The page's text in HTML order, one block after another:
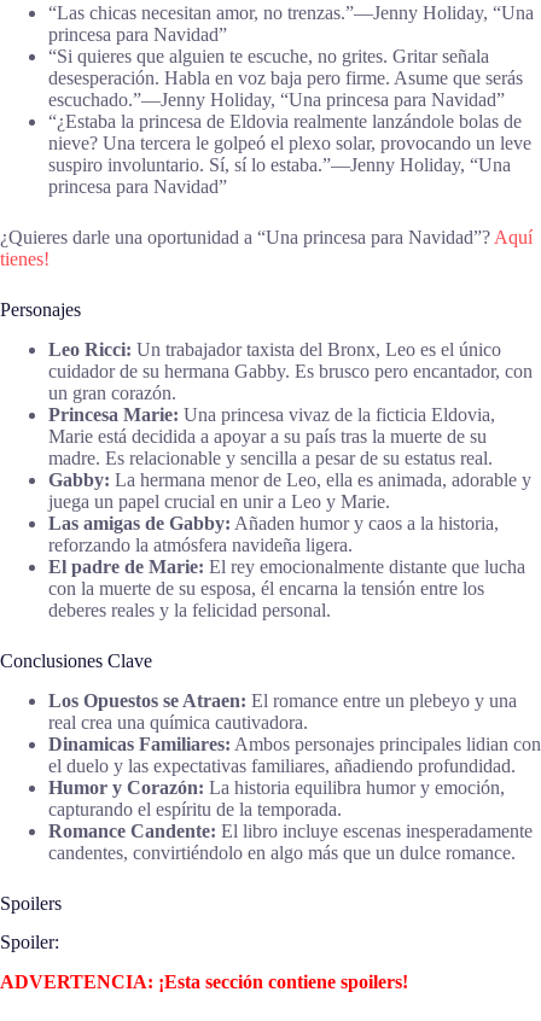
“Las chicas necesitan amor, no trenzas.”―Jenny Holiday, “Una
princesa para Navidad”
“Si quieres que alguien te escuche, no grites. Gritar señala
desesperación. Habla en voz baja pero firme. Asume que serás
escuchado.”―Jenny Holiday, “Una princesa para Navidad”
“¿Estaba la princesa de Eldovia realmente lanzándole bolas de
nieve? Una tercera le golpeó el plexo solar, provocando un leve
suspiro involuntario. Sí, sí lo estaba.”―Jenny Holiday, “Una
princesa para Navidad”
¿Quieres darle una oportunidad a “Una princesa para Navidad”? Aquí
tienes!
Personajes
Leo Ricci: Un trabajador taxista del Bronx, Leo es el único
cuidador de su hermana Gabby. Es brusco pero encantador, con
un gran corazón.
Princesa Marie: Una princesa vivaz de la ficticia Eldovia,
Marie está decidida a apoyar a su país tras la muerte de su
madre. Es relacionable y sencilla a pesar de su estatus real.
Gabby: La hermana menor de Leo, ella es animada, adorable y
juega un papel crucial en unir a Leo y Marie.
Las amigas de Gabby: Añaden humor y caos a la historia,
reforzando la atmósfera navideña ligera.
El padre de Marie: El rey emocionalmente distante que lucha
con la muerte de su esposa, él encarna la tensión entre los
deberes reales y la felicidad personal.
Conclusiones Clave
Los Opuestos se Atraen: El romance entre un plebeyo y una
real crea una química cautivadora.
Dinamicas Familiares: Ambos personajes principales lidian con
el duelo y las expectativas familiares, añadiendo profundidad.
Humor y Corazón: La historia equilibra humor y emoción,
capturando el espíritu de la temporada.
Romance Candente: El libro incluye escenas inesperadamente
candentes, convirtiéndolo en algo más que un dulce romance.
Spoilers
Spoiler:
ADVERTENCIA: ¡Esta sección contiene spoilers!